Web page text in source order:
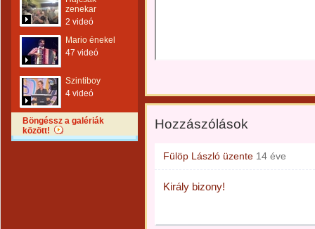
zenekar
2 videó
Mario énekel
47 videó
Szintiboy
4 videó
Böngéssz a galériák
között!
Hozzászólások
Fülöp László üzente 14 éve
Király bizony!